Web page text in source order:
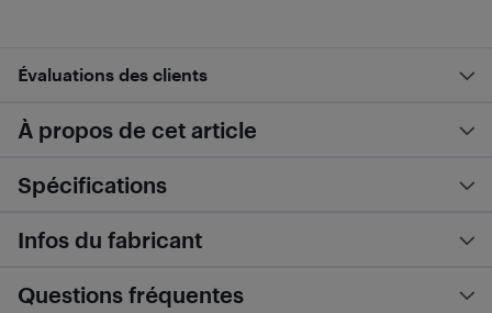
Évaluations des clients
À propos de cet article
Spécifications
Infos du fabricant
Questions fréquentes